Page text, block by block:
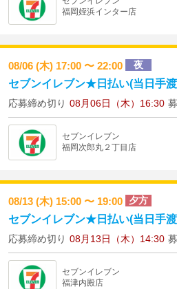
福岡姪浜インター店
08/06 (木) 17:00 〜 22:00 夜
セブンイレブン★日払い(当日手
応募締め切り 08月06日（木）16:30
セブンイレブン
福岡次郎丸２丁目店
08/13 (木) 15:00 〜 19:00 夕方
セブンイレブン★日払い(当日手
応募締め切り 08月13日（木）14:30
セブンイレブン
福津内殿店